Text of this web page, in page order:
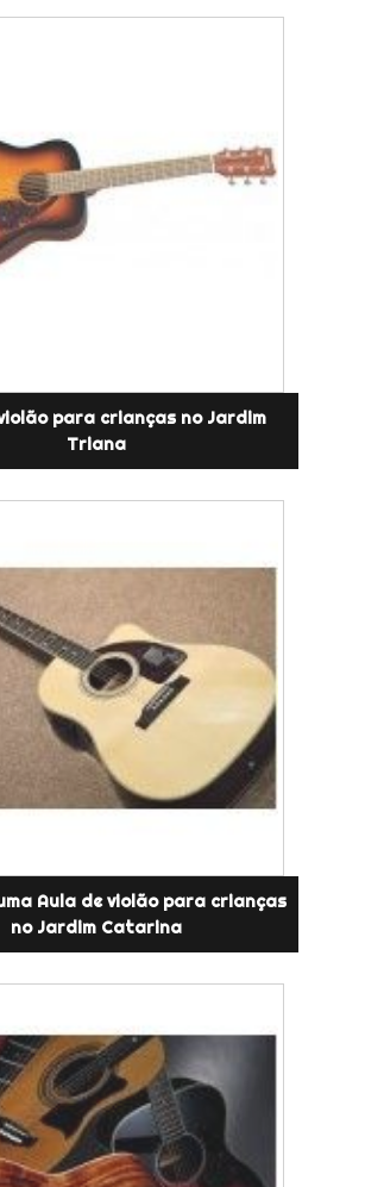
para crianças no Jardim
Triana
Aula de violão para crianças
no Jardim Catarina